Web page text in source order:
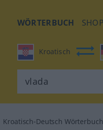
WÖRTERBUCH SHOP
Kroatisch
Kroatisch-Deutsch Wörterbuch